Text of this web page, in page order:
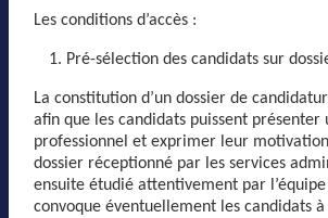
Les conditions d’accès :
Pré-sélection des candidats sur
La constitution d’un dossier de
afin que les candidats puissent présenter
professionnel et exprimer leur
dossier réceptionné par les services
ensuite étudié attentivement par
convoque éventuellement les candidats à